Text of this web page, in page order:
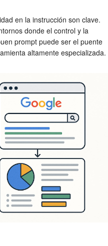
en la instrucción son clave.
donde el control y la
prompt puede ser el puente
altamente especializada.